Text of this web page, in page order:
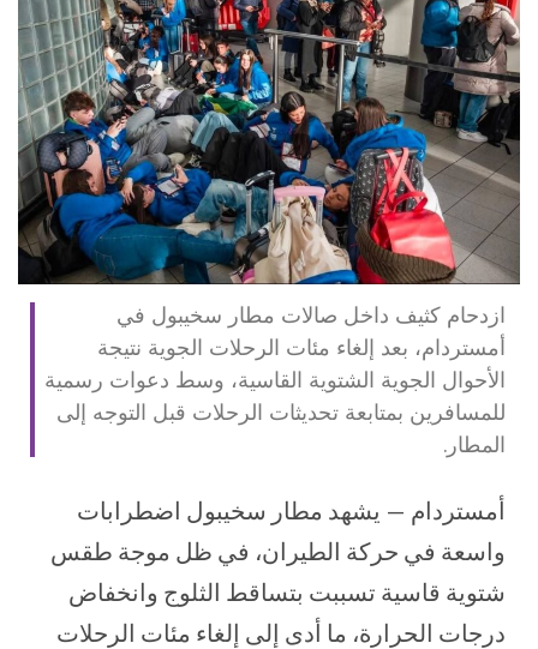
ازدحام كثيف داخل صالات مطار سخيبول في
أمستردام، بعد إلغاء مئات الرحلات الجوية نتيجة
الأحوال الجوية الشتوية القاسية، وسط دعوات رسمية
للمسافرين بمتابعة تحديثات الرحلات قبل التوجه إلى
المطار.
أمستردام — يشهد مطار سخيبول اضطرابات
واسعة في حركة الطيران، في ظل موجة طقس
شتوية قاسية تسببت بتساقط الثلوج وانخفاض
درجات الحرارة، ما أدى إلى إلغاء مئات الرحلات